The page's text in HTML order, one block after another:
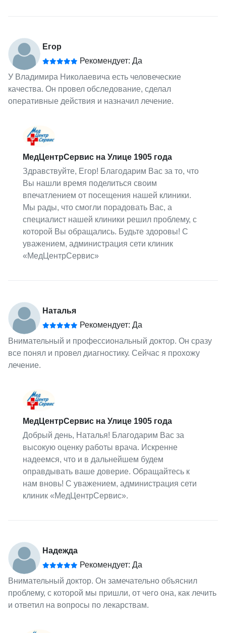
Егор
Рекомендует: Да
У Владимира Николаевича есть человеческие
качества. Он провел обследование, сделал
оперативные действия и назначил лечение.
МедЦентрСервис на Улице 1905 года
Здравствуйте, Егор! Благодарим Вас за то, что
Вы нашли время поделиться своим
впечатлением от посещения нашей клиники.
Мы рады, что смогли порадовать Вас, а
специалист нашей клиники решил проблему, с
которой Вы обращались. Будьте здоровы! С
уважением, администрация сети клиник
«МедЦентрСервис»
Наталья
Рекомендует: Да
Внимательный и профессиональный доктор. Он сразу
все понял и провел диагностику. Сейчас я прохожу
лечение.
МедЦентрСервис на Улице 1905 года
Добрый день, Наталья! Благодарим Вас за
высокую оценку работы врача. Искренне
надеемся, что и в дальнейшем будем
оправдывать ваше доверие. Обращайтесь к
нам вновь! С уважением, администрация сети
клиник «МедЦентрСервис».
Надежда
Рекомендует: Да
Внимательный доктор. Он замечательно объяснил
проблему, с которой мы пришли, от чего она, как лечить
и ответил на вопросы по лекарствам.